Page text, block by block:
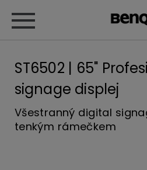
ST6502 | 65"
signage displej
Všestranný digital
tenkým rámečkem